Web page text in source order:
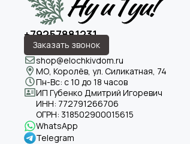
+79257881231
Заказать звонок
shop@elochkivdom.ru
МО, Королёв, ул. Силикатная, 74
Пн-Вс: с 10 до 18 часов
ИП Губенко Дмитрий Игоревич
ИНН: 772791266706
ОГРН: 318502900015615
WhatsApp
Telegram